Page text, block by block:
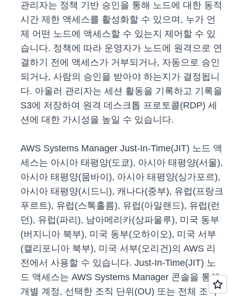
관리자는 정책 기반 승인을 통해 노드에 대한 동적
시간 제한 액세스를 활성화할 수 있으며, 누가 언
제 어떤 노드에 액세스할 수 있는지 제어할 수 있
습니다. 정책에 따라 운영자가 노드에 원격으로 연
결하기 전에 액세스가 거부되거나, 자동으로 승인
되거나, 사람의 승인을 받아야 하는지가 결정됩니
다. 아울러 관리자는 세션 활동을 기록하고 기록을
S3에 저장하여 원격 데스크톱 프로토콜(RDP) 세
션에 대한 가시성을 높일 수 있습니다.
AWS Systems Manager Just-In-Time(JIT) 노드 액
세스는 아시아 태평양(도쿄), 아시아 태평양(서울),
아시아 태평양(뭄바이), 아시아 태평양(싱가포르),
아시아 태평양(시드니), 캐나다(중부), 유럽(프랑크
푸르트), 유럽(스톡홀름), 유럽(아일랜드), 유럽(런
던), 유럽(파리), 남아메리카(상파울루), 미국 동부
(버지니아 북부), 미국 동부(오하이오), 미국 서부
(캘리포니아 북부), 미국 서부(오리건)의 AWS 리
전에서 사용할 수 있습니다. Just-In-Time(JIT) 노
드 액세스는 AWS Systems Manager 콘솔을 통해
개별 계정, 선택한 조직 단위(OU) 또는 전체 조직